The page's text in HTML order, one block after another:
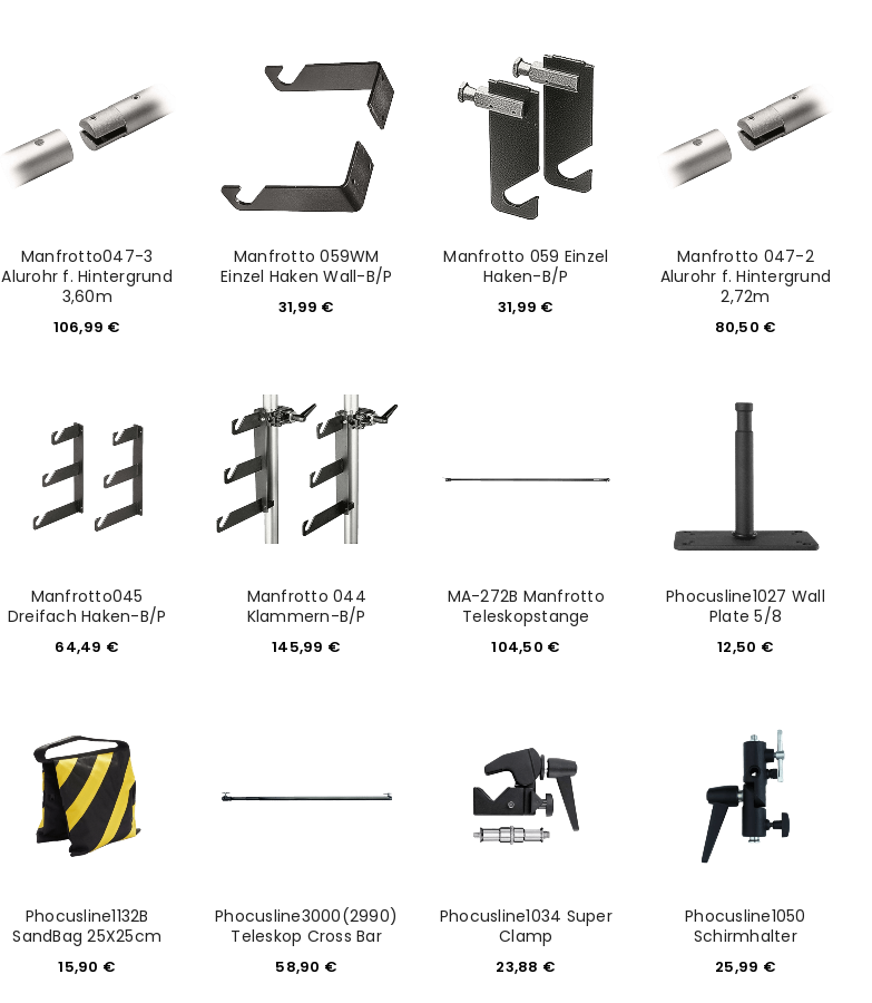
REGISTRIEREN
Please select all the ways you would like to hear from us
Ja, ich möchte ein Kundenkonto eröffnen und akzeptiere die
Datenschutzerklärung. *
Manfrotto047-3
Alurohr f. Hintergrund
3,60m
106,99 €
Manfrotto 059WM
Einzel Haken Wall-B/P
31,99 €
Manfrotto 059 Einzel
Haken-B/P
31,99 €
Manfrotto 047-2
Alurohr f. Hintergrund
2,72m
80,50 €
Manfrotto045
Dreifach Haken-B/P
64,49 €
Manfrotto 044
Klammern-B/P
145,99 €
MA-272B Manfrotto
Teleskopstange
104,50 €
Phocusline1027 Wall
Plate 5/8
12,50 €
Phocusline1132B
SandBag 25X25cm
15,90 €
Phocusline3000(2990)
Teleskop Cross Bar
58,90 €
Phocusline1034 Super
Clamp
23,88 €
Phocusline1050
Schirmhalter
25,99 €